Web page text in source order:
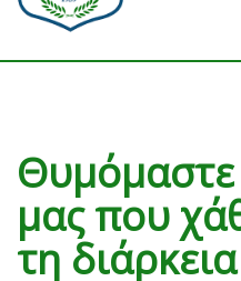
μας που
τη